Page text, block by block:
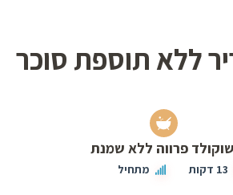
ללא תוספת סוכר
פרווה ללא שמנת
13 דקות מתחיל